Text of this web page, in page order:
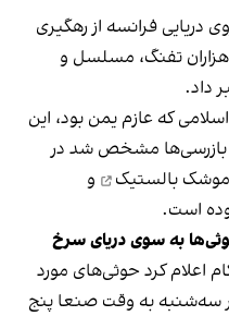
و در اواخر دی ۱۴۰۱، نیروی دریایی فرانسه از رهگیری
تفنگ، مسلسل و
داد.
که عازم یمن بود، این
بازرسی‌ها مشخص شد در
موشک بالستیک
و
است.
اعلام کرد حوثی‌های مورد
سه‌شنبه به وقت صنعا پنج